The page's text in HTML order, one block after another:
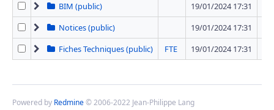
BIM (public)
19/01/2024 17:31
Notices (public)
19/01/2024 17:31
Fiches Techniques (public)
FTE 19/01/2024 17:31
Powered by Redmine© 2006-2022 Jean-Philippe Lang